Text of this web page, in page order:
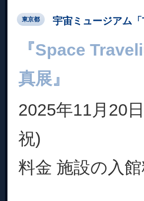
東京都 宇宙ミュージアム
『Space
真展』
2025年11月20
祝)
料金 施設の入